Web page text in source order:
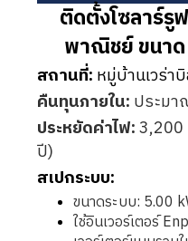
ติดตั้งโซลาร์
พาณิชย์ ขนา
สถานที่: หมู่บ้านเวร่า
คืนทุนภายใน: ประม
ประหยัดค่าไฟ:3,200
ปี)
สเปกระบบ:
ขนาดระบบ: 5.00
ใช้อินเวอร์เตอร์